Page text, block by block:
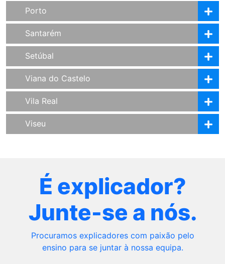
Porto
Santarém
Setúbal
Viana do Castelo
Vila Real
Viseu
É explicador?
Junte-se a nós.
Procuramos explicadores com paixão pelo
ensino para se juntar à nossa equipa.